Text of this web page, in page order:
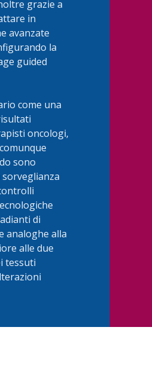
grazie a
in
avanzate
la
guided
come una
oncologi,
sono
di
analoghe alla
alle due
tessuti